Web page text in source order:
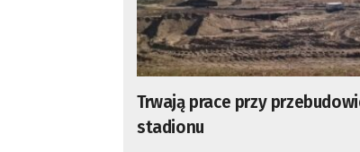
Trwają prace przy
stadionu